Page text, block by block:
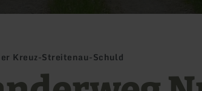
Kreuz-Streitenau-Schuld